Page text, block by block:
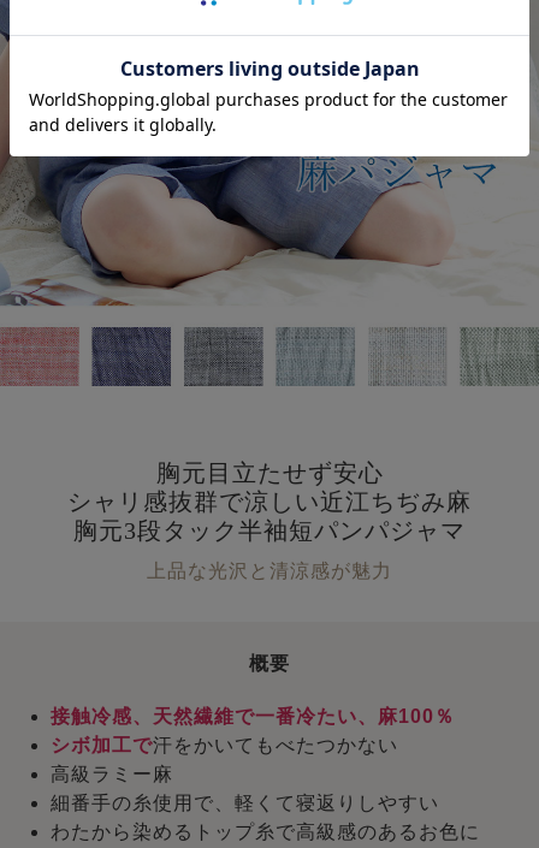
胸元目立たせず安心
シャリ感抜群で涼しい近江ちぢみ麻
胸元3段タック半袖短パンパジャマ
上品な光沢と清涼感が魅力
概要
接触冷感、天然繊維で一番冷たい、麻100％
シボ加工で汗をかいてもべたつかない
高級ラミー麻
細番手の糸使用で、軽くて寝返りしやすい
わたから染めるトップ糸で高級感のあるお色に